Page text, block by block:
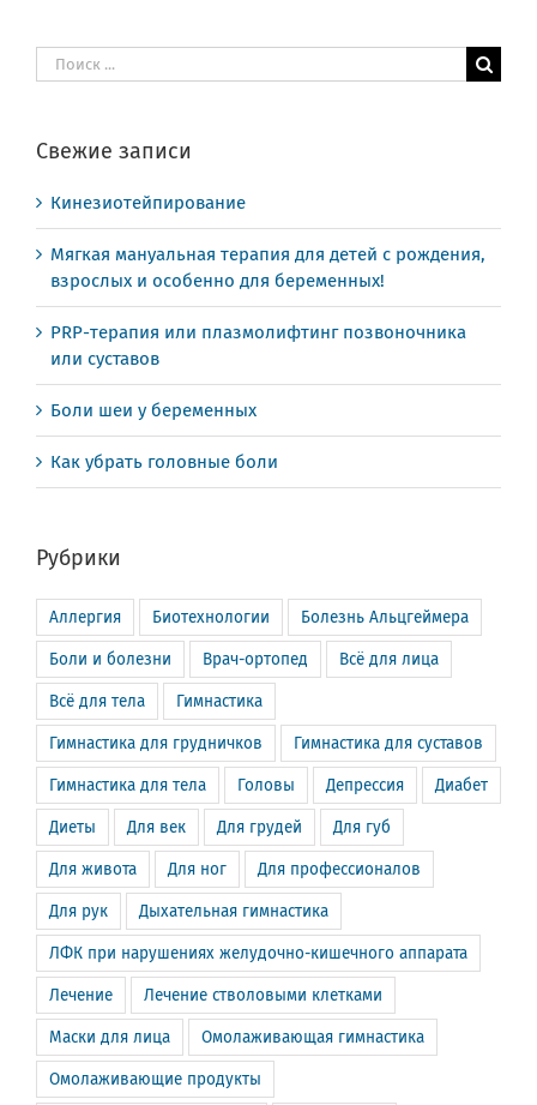
Результат
поиска:
Свежие записи
Кинезиотейпирование
Мягкая мануальная терапия для детей с рождения,
взрослых и особенно для беременных!
PRP-терапия или плазмолифтинг позвоночника
или суставов
Боли шеи у беременных
Как убрать головные боли
Рубрики
Аллергия Биотехнологии Болезнь Альцгеймера
Боли и болезни Врач-ортопед Всё для лица
Всё для тела Гимнастика
Гимнастика для грудничков Гимнастика для суставов
Гимнастика для тела Головы Депрессия Диабет
Диеты Для век Для грудей Для губ
Для живота Для ног Для профессионалов
Для рук Дыхательная гимнастика
ЛФК при нарушениях желудочно-кишечного аппарата
Лечение Лечение стволовыми клетками
Маски для лица Омолаживающая гимнастика
Омолаживающие продукты